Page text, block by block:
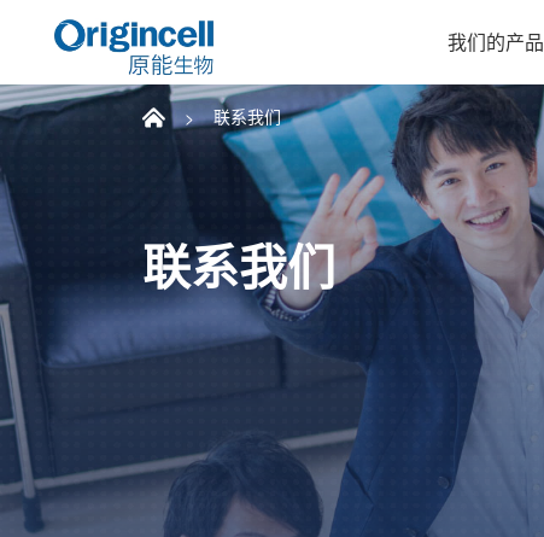
我们的产品
联系我们
联系我们